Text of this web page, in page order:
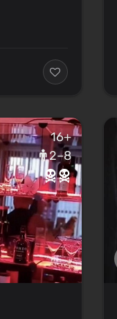
16+
2–8